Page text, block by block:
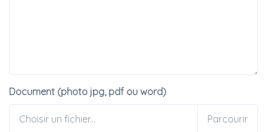
Document (photo jpg, pdf ou word)
Choisir un fichier...